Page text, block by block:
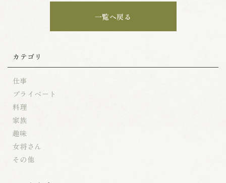
一覧へ戻る
カテゴリ
仕事
プライベート
料理
家族
趣味
女将さん
その他